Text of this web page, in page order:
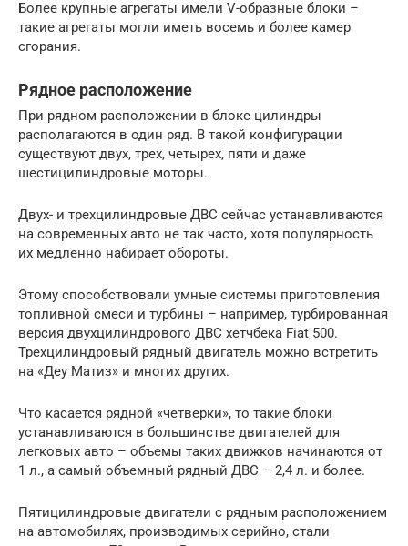
Более крупные агрегаты имели V-образные блоки –
такие агрегаты могли иметь восемь и более камер
сгорания.
Рядное расположение
При рядном расположении в блоке цилиндры
располагаются в один ряд. В такой конфигурации
существуют двух, трех, четырех, пяти и даже
шестицилиндровые моторы.
Двух- и трехцилиндровые ДВС сейчас устанавливаются
на современных авто не так часто, хотя популярность
их медленно набирает обороты.
Этому способствовали умные системы приготовления
топливной смеси и турбины – например, турбированная
версия двухцилиндрового ДВС хетчбека Fiat 500.
Трехцилиндровый рядный двигатель можно встретить
на «Деу Матиз» и многих других.
Что касается рядной «четверки», то такие блоки
устанавливаются в большинстве двигателей для
легковых авто – объемы таких движков начинаются от
1 л., а самый объемный рядный ДВС – 2,4 л. и более.
Пятицилиндровые двигатели с рядным расположением
на автомобилях, производимых серийно, стали